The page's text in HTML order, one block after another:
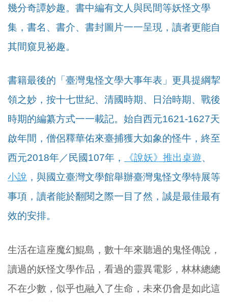
幾分奇譚妙趣。書中編有文人與民間等妖怪文學
集，書名、書介、書封圖片一一呈現，讀者更能自
其間窺見祕趣。
書籍最後的「臺灣鬼怪文學大事年表」更具提綱挈
領之妙，按十七世紀、清國時期、日治時期、戰後
時期的編纂方式一一載記。始自西元1621-1627天
啟年間，僧侶釋華佑來臺捕獲大如象的怪牛，終至
西元2018年／民國107年，
《說妖》推出桌遊、
小說 ，與國立臺灣文學館舉辦臺灣鬼怪文學特展等
事項，讀者能於翻閱之際一目了然，誠是最佳最有
效的安排。
生活在這座魔幻鯤島，數十年來聽過的鬼怪傳說，
讀過的妖怪文學作品，看過的靈異電影，林林總總
不在少數，似乎也融入了生命，未來仍會是如此這